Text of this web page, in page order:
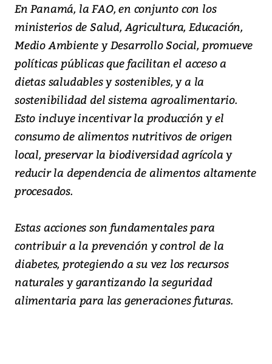
En Panamá, la FAO, en conjunto con los
ministerios de Salud, Agricultura, Educación,
Medio Ambiente y Desarrollo Social, promueve
políticas públicas que facilitan el acceso a
dietas saludables y sostenibles, y a la
sostenibilidad del sistema agroalimentario.
Esto incluye incentivar la producción y el
consumo de alimentos nutritivos de origen
local, preservar la biodiversidad agrícola y
reducir la dependencia de alimentos altamente
procesados.
Estas acciones son fundamentales para
contribuir a la prevención y control de la
diabetes, protegiendo a su vez los recursos
naturales y garantizando la seguridad
alimentaria para las generaciones futuras.